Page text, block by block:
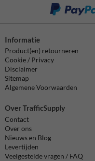
Informatie
Product(en) retourneren
Cookie / Privacy
Disclaimer
Sitemap
Algemene Voorwaarden
Over TrafficSupply
Contact
Over ons
Nieuws en Blog
Levertijden
Veelgestelde vragen / FAQ